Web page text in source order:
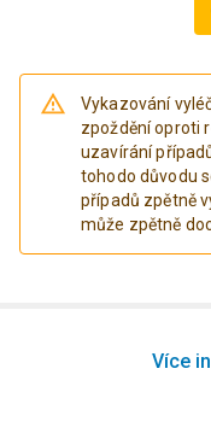
Vykazování
zpoždění oproti
uzavírání
tohodo důvodu
případů zpětně
může zpětně
Více